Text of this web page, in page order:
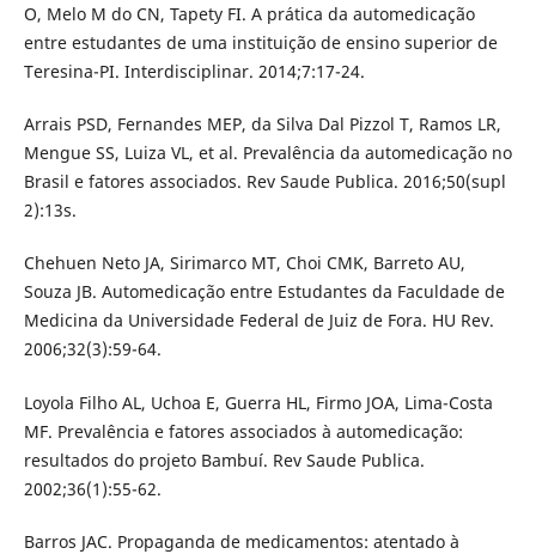
O, Melo M do CN, Tapety FI. A prática da automedicação
entre estudantes de uma instituição de ensino superior de
Teresina-PI. Interdisciplinar. 2014;7:17-24.
Arrais PSD, Fernandes MEP, da Silva Dal Pizzol T, Ramos LR,
Mengue SS, Luiza VL, et al. Prevalência da automedicação no
Brasil e fatores associados. Rev Saude Publica. 2016;50(supl
2):13s.
Chehuen Neto JA, Sirimarco MT, Choi CMK, Barreto AU,
Souza JB. Automedicação entre Estudantes da Faculdade de
Medicina da Universidade Federal de Juiz de Fora. HU Rev.
2006;32(3):59-64.
Loyola Filho AL, Uchoa E, Guerra HL, Firmo JOA, Lima-Costa
MF. Prevalência e fatores associados à automedicação:
resultados do projeto Bambuí. Rev Saude Publica.
2002;36(1):55-62.
Barros JAC. Propaganda de medicamentos: atentado à